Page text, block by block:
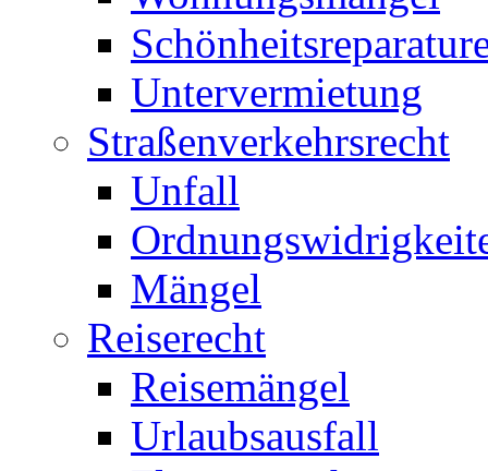
Untervermietung
Straßenverkehrsrecht
Unfall
Mängel
Reiserecht
Reisemängel
Urlaubsausfall